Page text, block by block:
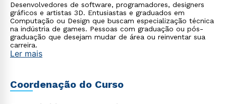
Desenvolvedores de software, programadores, designers
gráficos e artistas 3D. Entusiastas e graduados em
Computação ou Design que buscam especialização técnica
na indústria de games. Pessoas com graduação ou pós-
graduação que desejam mudar de área ou reinventar sua
carreira.
Ler mais
Coordenação do Curso